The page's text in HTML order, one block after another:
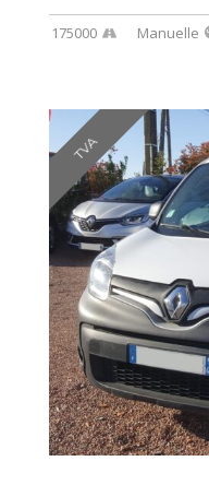
175000 Manuelle
TVA